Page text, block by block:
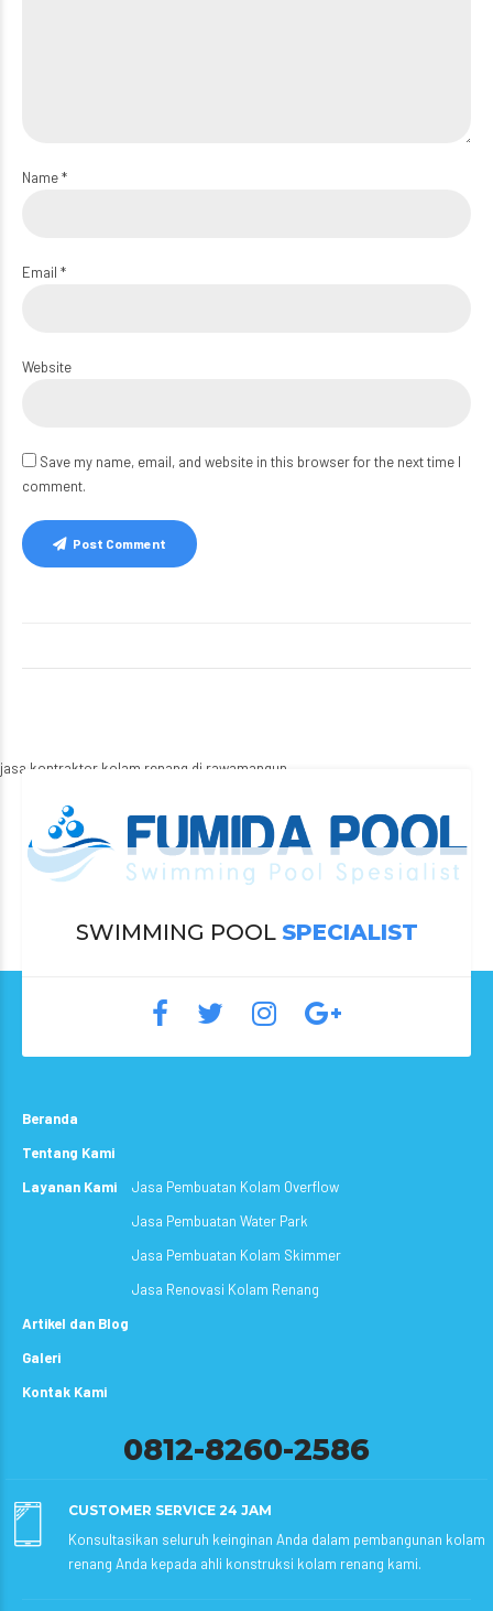
Name *
Email *
Website
Save my name, email, and website in this browser for the next time I
comment.
Post Comment
jasa kontraktor kolam renang di rawamangun
SWIMMING POOL SPECIALIST
Beranda
Tentang Kami
Layanan Kami
Jasa Pembuatan Kolam Overflow
Jasa Pembuatan Water Park
Jasa Pembuatan Kolam Skimmer
Jasa Renovasi Kolam Renang
Artikel dan Blog
Galeri
Kontak Kami
0812-8260-2586
CUSTOMER SERVICE 24 JAM
Konsultasikan seluruh keinginan Anda dalam pembangunan kolam
renang Anda kepada ahli konstruksi kolam renang kami.